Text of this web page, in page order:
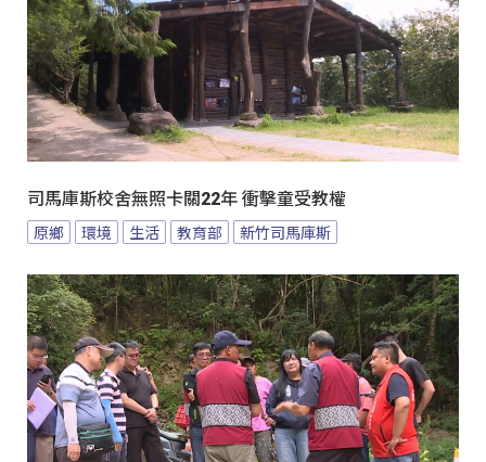
司馬庫斯校舍無照卡關22年 衝擊童受教權
原鄉 環境 生活 教育部 新竹司馬庫斯